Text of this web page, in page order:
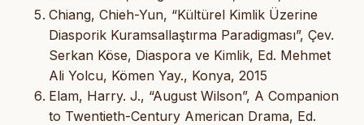
Chiang, Chieh-Yun, “Kültürel Kimlik Üzerine
Diasporik Kuramsallaştırma Paradigması”, Çev.
Serkan Köse, Diaspora ve Kimlik, Ed. Mehmet
Ali Yolcu, Kömen Yay., Konya, 2015
Elam, Harry. J., “August Wilson”, A Companion
to Twentieth-Century American Drama, Ed.